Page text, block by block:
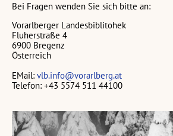
Bei Fragen wenden Sie sich bitte an:
Vorarlberger Landesbiblitohek
Fluherstraße 4
6900 Bregenz
Österreich
EMail: vlb.info@vorarlberg.at
Telefon: +43 5574 511 44100